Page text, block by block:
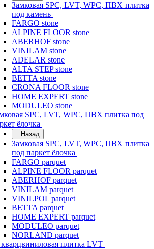
Замковая SPC, LVT, WPC, ПВХ плитка
под камень
FARGO stone
ALPINE FLOOR stone
ABERHOF stone
VINILAM stone
ADELAR stone
ALTA STEP stone
BETTA stone
CRONA FLOOR stone
HOME EXPERT stone
MODULEO stone
SPC, LVT, WPC, ПВХ плитка под
ёлочка
Назад
Замковая SPC, LVT, WPC, ПВХ плитка
под паркет ёлочка
FARGO parquet
ALPINE FLOOR parquet
ABERHOF parquet
VINILAM parquet
VINILPOL parquet
BETTA parquet
HOME EXPERT parquet
MODULEO parquet
NORLAND parquet
кварцвиниловая плитка LVT